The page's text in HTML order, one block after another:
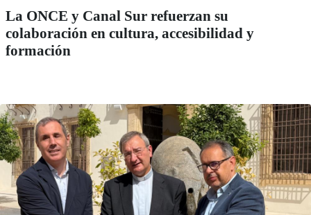
La ONCE y Canal Sur refuerzan su
colaboración en cultura, accesibilidad y
formación